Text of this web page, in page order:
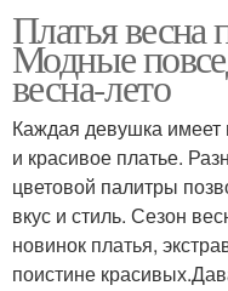
Платья весна
Модные
весна-лето
Каждая девушка
и красивое платье.
цветовой палитры
вкус и стиль. Сезон
новинок платья,
поистине